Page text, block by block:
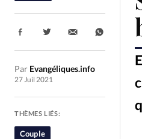
Toute l'actualité
Economie
Liberté
People
Par Evangéliques.info
27 Juil 2021
Partager:
THÈMES LIÉS:
Couple